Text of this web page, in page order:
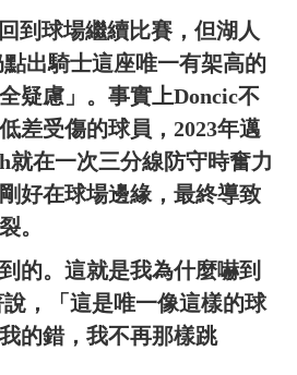
到球場繼續比賽，但湖人
出騎士這座唯一有架高的
疑慮」。事實上Doncic不
差受傷的球員，2023年邁
就在一次三分線防守時奮力
好在球場邊緣，最終導致
。
的。這就是我為什麼嚇到
，「這是唯一像這樣的球
的錯，我不再那樣跳